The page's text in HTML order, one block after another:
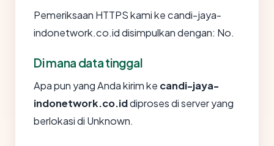
Pemeriksaan HTTPS kami ke candi-jaya-
indonetwork.co.id disimpulkan dengan: No.
Di mana data tinggal
Apa pun yang Anda kirim ke candi-jaya-
indonetwork.co.iddiproses di server yang
berlokasi di Unknown.